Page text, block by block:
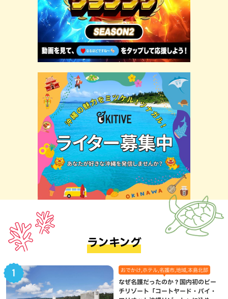
ランキング
おでかけ,ホテル,名護市,地域,本島北部
なぜ名護だったのか？国内初のビー
チリゾート「コートヤード・バイ・